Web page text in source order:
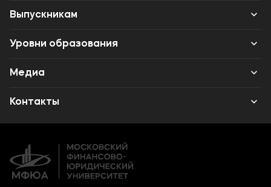
Абитуриенту
Выпускникам
Карьера
Уровни образования
Среднее профессиональное образование
Высшее образование
Дополнительное профессиональное образование
Медиа
Объявления
Новости
Контакты